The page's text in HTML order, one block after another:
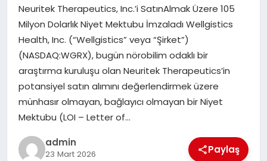
SPOR
TEKNOLOJI
YAŞAM
Neuritek Therapeutics, Inc.’i SatınAlmak Üzere 105
Milyon Dolarlık Niyet Mektubu İmzaladı Wellgistics
Health, Inc. (“Wellgistics” veya “Şirket”)
(NASDAQ:WGRX), bugün nörobilim odaklı bir
araştırma kuruluşu olan Neuritek Therapeutics’in
potansiyel satın alımını değerlendirmek üzere
münhasır olmayan, bağlayıcı olmayan bir Niyet
Mektubu (LOI – Letter of…
admin
23 Mart 2026 Paylaş